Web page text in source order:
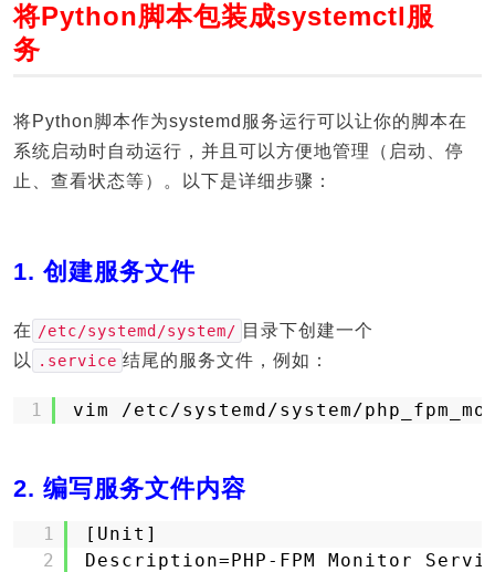
将Python脚本包装成systemctl服
务
将Python脚本作为systemd服务运行可以让你的脚本在
系统启动时自动运行，并且可以方便地管理（启动、停
止、查看状态等）。以下是详细步骤：
1. 创建服务文件
在 /etc/systemd/system/ 目录下创建一个
以
.service 结尾的服务文件，例如：
1 vim /etc/systemd/system/
2. 编写服务文件内容
1
2
[Unit]
Description=PHP-FPM Monitor